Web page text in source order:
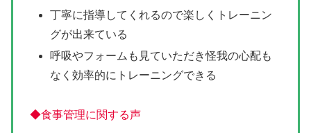
丁寧に指導してくれるので楽しくトレーニン
グが出来ている
呼吸やフォームも見ていただき怪我の心配も
なく効率的にトレーニングできる
◆食事管理に関する声